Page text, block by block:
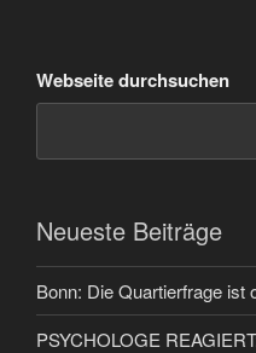
Webseite durchsuchen
Neueste Beiträge
Bonn: Die Quartierfrage ist
PSYCHOLOGE